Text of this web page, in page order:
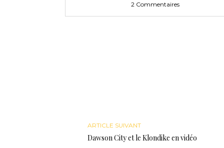
2 Commentaires
ARTICLE SUIVANT
Dawson City et le Klondike en vidéo